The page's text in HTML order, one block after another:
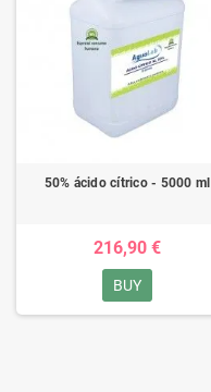
50% ácido cítrico - 5000 ml
216,90 €
BUY